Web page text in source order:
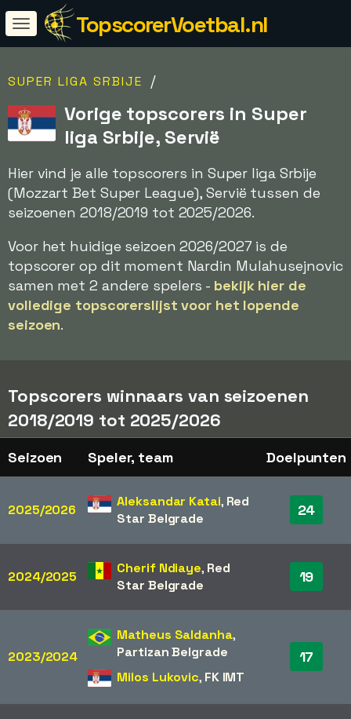
TopscorerVoetbal.nl
SUPER LIGA SRBIJE /
Vorige topscorers in Super
liga Srbije, Servië
Hier vind je alle topscorers in Super liga Srbije
(Mozzart Bet Super League), Servië tussen de
seizoenen 2018/2019 tot 2025/2026.
Voor het huidige seizoen 2026/2027 is de
topscorer op dit moment Nardin Mulahusejnovic
samen met 2 andere spelers - bekijk hier de
volledige topscorerslijst voor het lopende
seizoen.
Topscorers winnaars van seizoenen
2018/2019 tot 2025/2026
Seizoen Speler, team Doelpunten
2025/2026
Aleksandar Katai, Red
Star Belgrade
24
2024/2025
Cherif Ndiaye, Red
Star Belgrade
19
2023/2024
Matheus Saldanha,
Partizan Belgrade
Milos Lukovic, FK IMT
17